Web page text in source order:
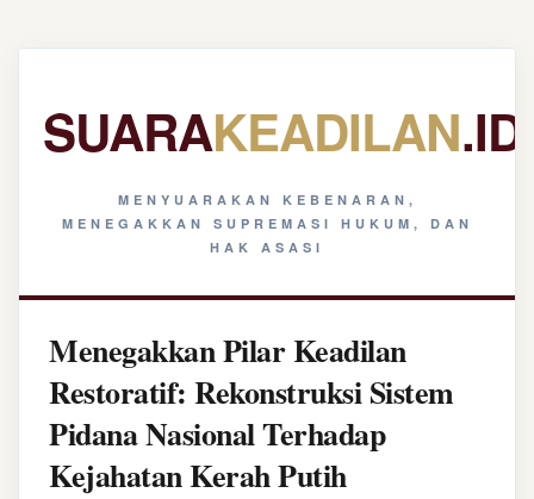
SUARAKEADILAN.ID
MENYUARAKAN KEBENARAN,
MENEGAKKAN SUPREMASI HUKUM, DAN
HAK ASASI
Menegakkan Pilar Keadilan
Restoratif: Rekonstruksi Sistem
Pidana Nasional Terhadap
Kejahatan Kerah Putih